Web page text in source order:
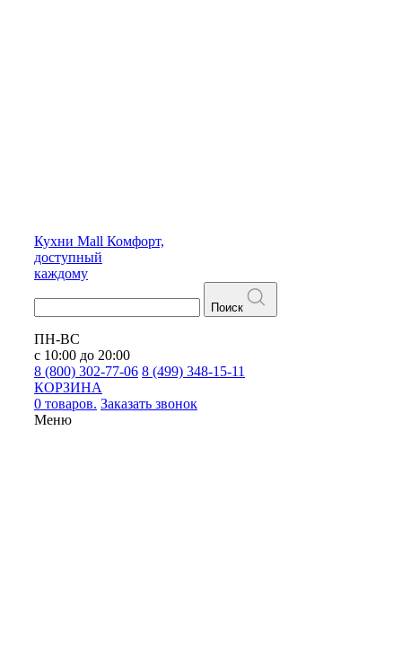
Кухни Mall Комфорт,
доступный
каждому
Поиск
ПН-ВС
с 10:00 до 20:00
8 (800) 302-77-06 8 (499) 348-15-11
КОРЗИНА
0 товаров. Заказать звонок
Меню